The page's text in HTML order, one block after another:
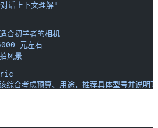
话上下文理解"
合初学者的相机
元左右
风景
综合考虑预算、用途，推荐具体型号并说明